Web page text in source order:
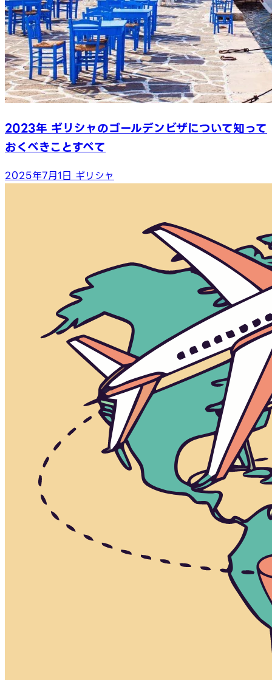
2023年 ギリシャのゴールデンビザについて知って
おくべきことすべて
2025年7月1日 ギリシャ